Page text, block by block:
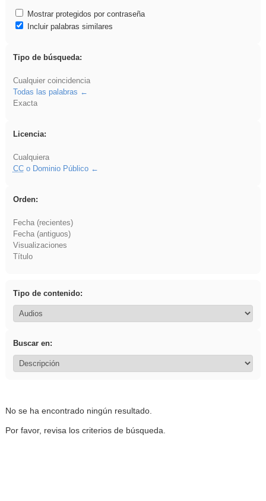
Mostrar protegidos por contraseña
Incluir palabras similares
Tipo de búsqueda:
Cualquier coincidencia
Todas las palabras
Exacta
Licencia:
Cualquiera
CCo Dominio Público
Orden:
Fecha (recientes)
Fecha (antiguos)
Visualizaciones
Título
Tipo de contenido:
Buscar en:
No se ha encontrado ningún resultado.
Por favor, revisa los criterios de búsqueda.